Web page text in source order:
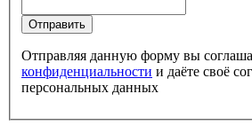
Отправить
Отправляя данную форму вы
конфиденциальности и даёте своё
персональных данных